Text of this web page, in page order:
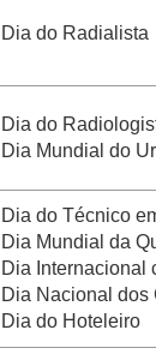
Dia do Radialista
Dia do
Dia Mundial do
Dia do Técnico
Dia Mundial da
Dia Internacional
Dia Nacional
Dia do Hoteleiro